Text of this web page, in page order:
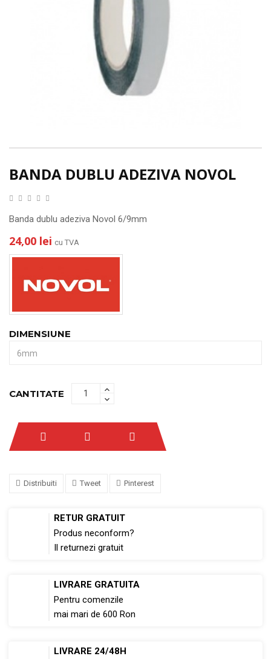
BANDA DUBLU ADEZIVA NOVOL
Banda dublu adeziva Novol 6/9mm
24,00 lei cu TVA
DIMENSIUNE
CANTITATE
Distribuiti Tweet Pinterest
RETUR GRATUIT
Produs neconform?
Il returnezi gratuit
LIVRARE GRATUITA
Pentru comenzile
mai mari de 600 Ron
LIVRARE 24/48H